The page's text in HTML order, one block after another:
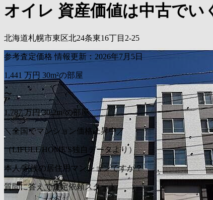
オイレ 資産価値は中古でい
北海道札幌市東区北24条東16丁目2-25
参考査定価格 情報更新：2026年7月5日
1,441 万円 30m²の部屋
〜
1,787 万円 30.2m²の部屋
＼全国でマンション価格上昇中／
（LIFULL HOME'S独自データより）
本人/家族の居住用マンションですか？
質問に答えて査定依頼スタート